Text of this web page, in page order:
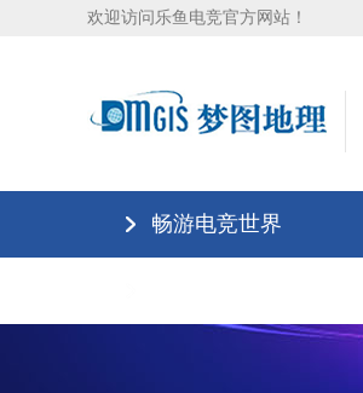
欢迎访问乐鱼电竞官方网站！
畅游电竞世界